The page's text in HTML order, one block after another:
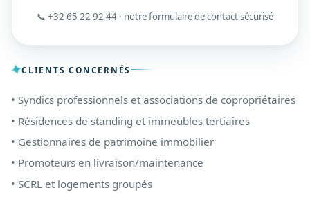
📞 +32 65 22 92 44 · notre formulaire de contact sécurisé
CLIENTS CONCERNÉS
• Syndics professionnels et associations de copropriétaires
• Résidences de standing et immeubles tertiaires
• Gestionnaires de patrimoine immobilier
• Promoteurs en livraison/maintenance
• SCRL et logements groupés